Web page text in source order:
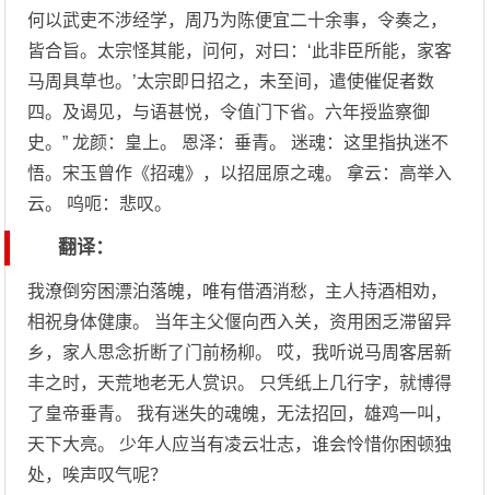
何以武吏不涉经学，周乃为陈便宜二十余事，令奏之，
皆合旨。太宗怪其能，问何，对曰：‘此非臣所能，家客
马周具草也。’太宗即日招之，未至间，遣使催促者数
四。及谒见，与语甚悦，令值门下省。六年授监察御
史。” 龙颜：皇上。 恩泽：垂青。 迷魂：这里指执迷不
悟。宋玉曾作《招魂》，以招屈原之魂。 拿云：高举入
云。 呜呃：悲叹。
翻译：
我潦倒穷困漂泊落魄，唯有借酒消愁，主人持酒相劝，
相祝身体健康。 当年主父偃向西入关，资用困乏滞留异
乡，家人思念折断了门前杨柳。 哎，我听说马周客居新
丰之时，天荒地老无人赏识。 只凭纸上几行字，就博得
了皇帝垂青。 我有迷失的魂魄，无法招回，雄鸡一叫，
天下大亮。 少年人应当有凌云壮志，谁会怜惜你困顿独
处，唉声叹气呢？